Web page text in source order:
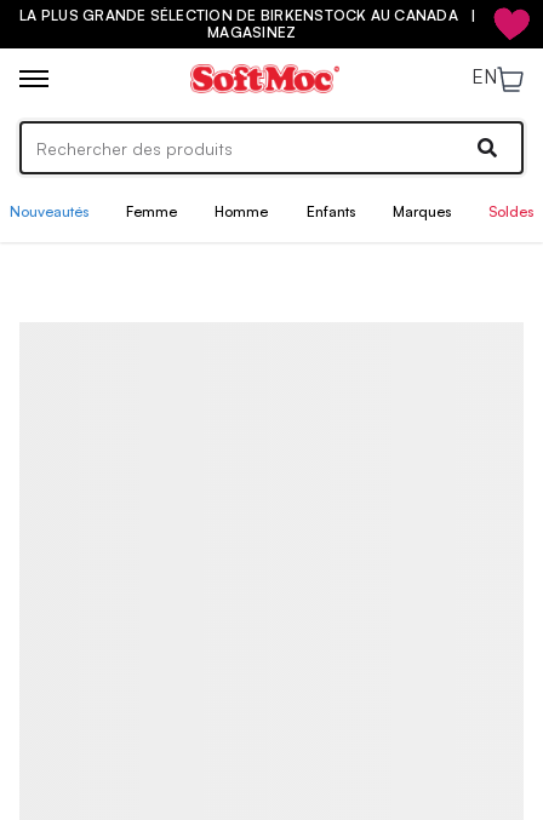
SÉLECTION DE BIRKENSTOCK AU CANADA |
10 % DE
EN
Nouveautés Femme Homme Enfants Marques Soldes